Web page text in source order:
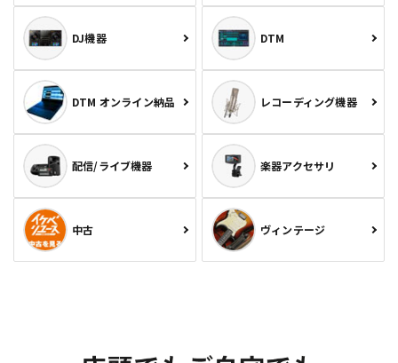
DJ機器 DTM
DTM オンライン納品 レコーディング機器
配信/ライブ機器 楽器アクセサリ
中古 ヴィンテージ